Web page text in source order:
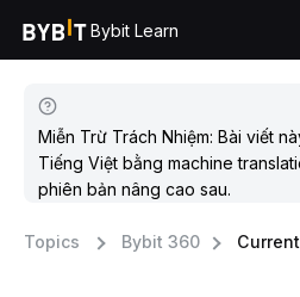
Bybit Learn
Miễn Trừ Trách Nhiệm: Bài viết
Tiếng Việt bằng machine
phiên bản nâng cao sau.
Topics Bybit 360